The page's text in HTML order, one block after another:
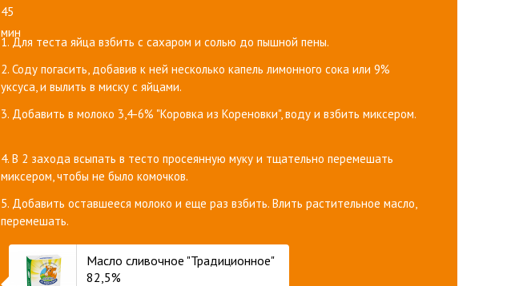
45
мин
1. Для теста яйца взбить с сахаром и солью до пышной пены. ⠀
2. Соду погасить, добавив к ней несколько капель лимонного сока или 9%
уксуса, и вылить в миску с яйцами. ⠀
3. Добавить в молоко 3,4-6% "Коровка из Кореновки", воду и взбить миксером.
4. В 2 захода всыпать в тесто просеянную муку и тщательно перемешать
миксером, чтобы не было комочков. ⠀
5. Добавить оставшееся молоко и еще раз взбить. Влить растительное масло,
перемешать. ⠀
Масло сливочное "Традиционное"
82,5%